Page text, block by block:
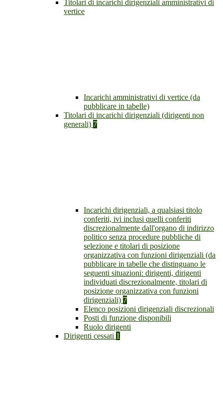
Titolari di incarichi dirigenziali amministrativi di
vertice
Incarichi amministrativi di vertice (da
pubblicare in tabelle)
Titolari di incarichi dirigenziali (dirigenti non
generali) 7
Incarichi dirigenziali, a qualsiasi titolo
conferiti, ivi inclusi quelli conferiti
discrezionalmente dall'organo di indirizzo
politico senza procedure pubbliche di
selezione e titolari di posizione
organizzativa con funzioni dirigenziali (da
pubblicare in tabelle che distinguano le
seguenti situazioni: dirigenti, dirigenti
individuati discrezionalmente, titolari di
posizione organizzativa con funzioni
dirigenziali) 7
Elenco posizioni dirigenziali discrezionali
Posti di funzione disponibili
Ruolo dirigenti
Dirigenti cessati 1